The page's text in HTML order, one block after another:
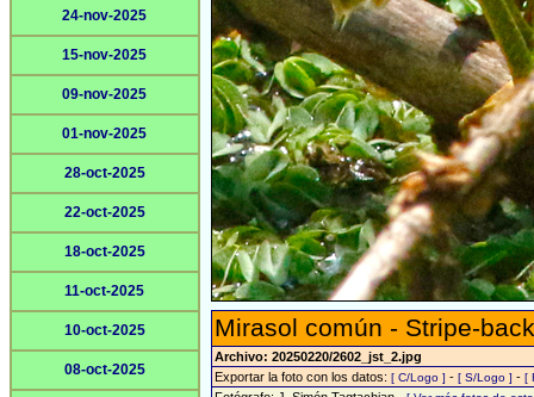
24-nov-2025
15-nov-2025
09-nov-2025
01-nov-2025
28-oct-2025
22-oct-2025
18-oct-2025
11-oct-2025
10-oct-2025
08-oct-2025
Mirasol común - Stripe-
Archivo: 20250220/2602_jst_2.jpg
Exportar la foto con los datos: [ C/Logo ] - [ S/Logo ] - [